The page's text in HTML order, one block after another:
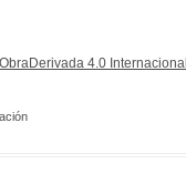
4.0 Internacional